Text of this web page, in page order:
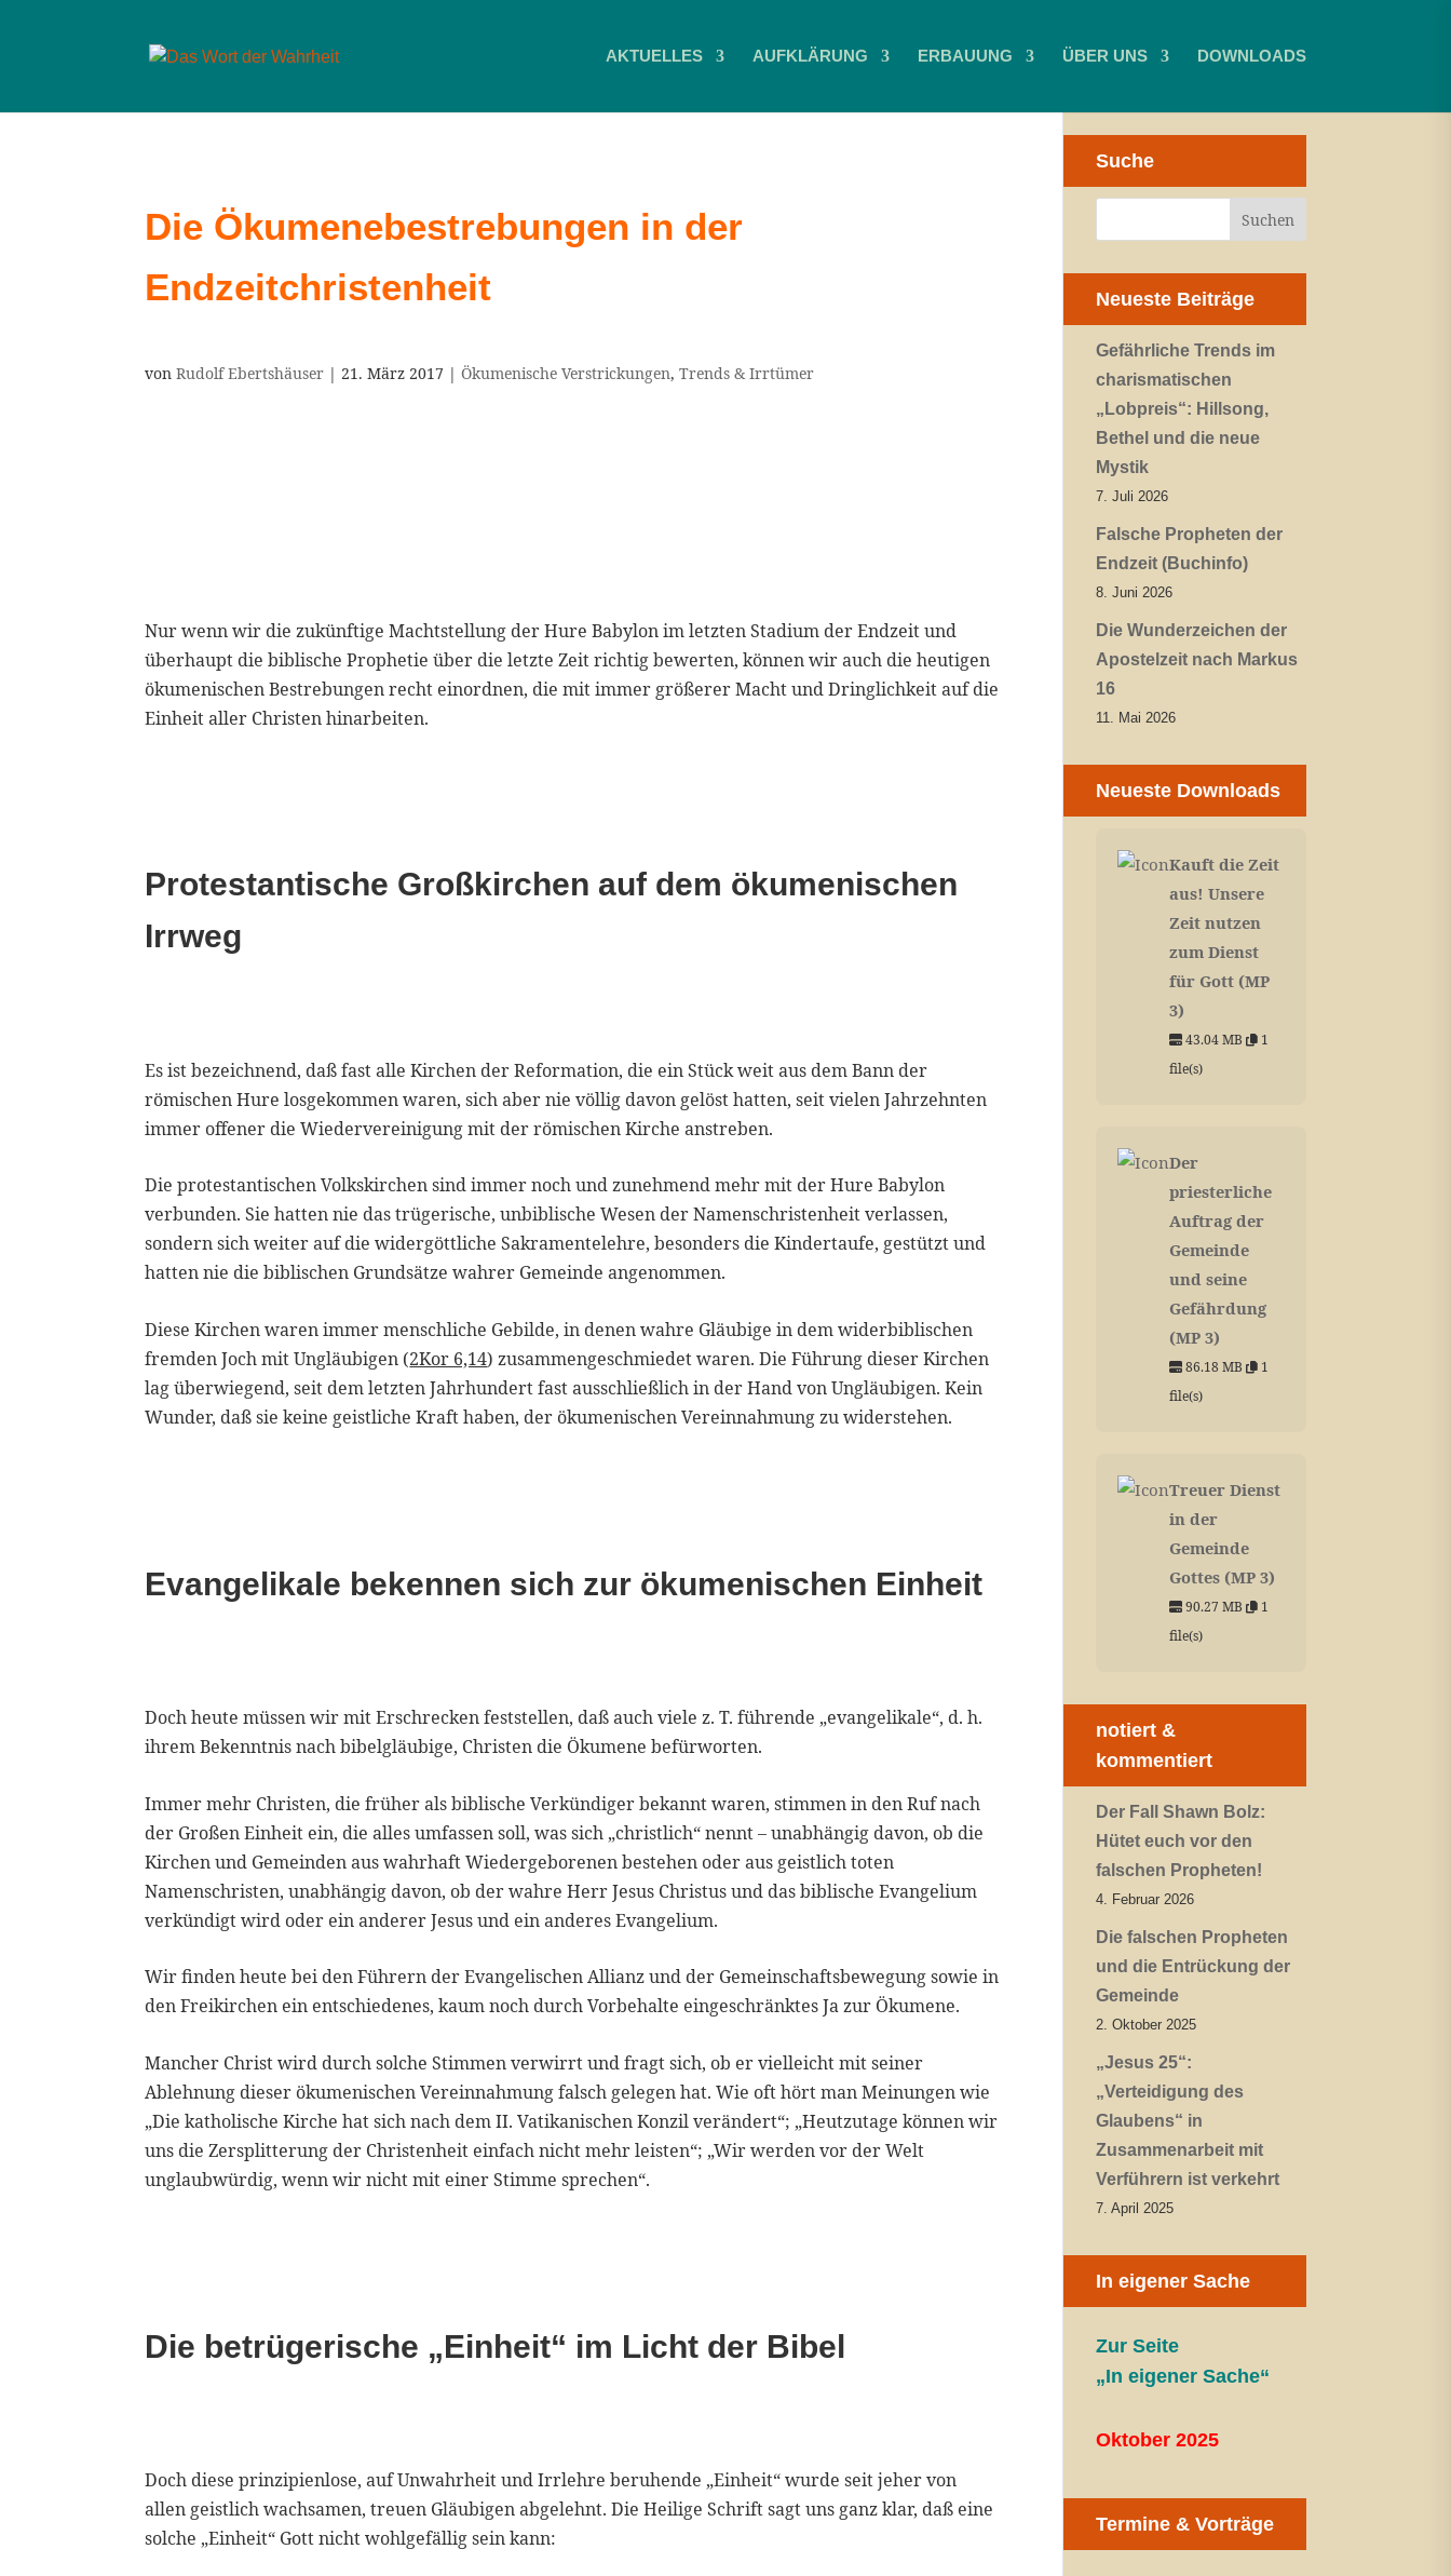
AKTUELLES AUFKLÄRUNG ERBAUUNG ÜBER UNS DOWNLOADS
Die Ökumenebestrebungen in der
Endzeitchristenheit
vonRudolf Ebertshäuser |21. März 2017 |Ökumenische Verstrickungen,Trends & Irrtümer
Nur wenn wir die zukünftige Machtstellung der Hure Babylon im letzten Stadium der Endzeit und
überhaupt die biblische Prophetie über die letzte Zeit richtig bewerten, können wir auch die heutigen
ökumenischen Bestrebungen recht einordnen, die mit immer größerer Macht und Dringlichkeit auf die
Einheit aller Christen hinarbeiten.
Protestantische Großkirchen auf dem ökumenischen
Irrweg
Es ist bezeichnend, daß fast alle Kirchen der Reformation, die ein Stück weit aus dem Bann der
römischen Hure losgekommen waren, sich aber nie völlig davon gelöst hatten, seit vielen Jahrzehnten
immer offener die Wiedervereinigung mit der römischen Kirche anstreben.
Die protestantischen Volkskirchen sind immer noch und zunehmend mehr mit der Hure Babylon
verbunden. Sie hatten nie das trügerische, unbiblische Wesen der Namenschristenheit verlassen,
sondern sich weiter auf die widergöttliche Sakramentelehre, besonders die Kindertaufe, gestützt und
hatten nie die biblischen Grundsätze wahrer Gemeinde angenommen.
Diese Kirchen waren immer menschliche Gebilde, in denen wahre Gläubige in dem widerbiblischen
fremden Joch mit Ungläubigen (2Kor 6,14) zusammengeschmiedet waren. Die Führung dieser Kirchen
lag überwiegend, seit dem letzten Jahrhundert fast ausschließlich in der Hand von Ungläubigen. Kein
Wunder, daß sie keine geistliche Kraft haben, der ökumenischen Vereinnahmung zu widerstehen.
Evangelikale bekennen sich zur ökumenischen Einheit
Doch heute müssen wir mit Erschrecken feststellen, daß auch viele z. T. führende „evangelikale“, d. h.
ihrem Bekenntnis nach bibelgläubige, Christen die Ökumene befürworten.
Immer mehr Christen, die früher als biblische Verkündiger bekannt waren, stimmen in den Ruf nach
der Großen Einheit ein, die alles umfassen soll, was sich „christlich“ nennt – unabhängig davon, ob die
Kirchen und Gemeinden aus wahrhaft Wiedergeborenen bestehen oder aus geistlich toten
Namenschristen, unabhängig davon, ob der wahre Herr Jesus Christus und das biblische Evangelium
verkündigt wird oder ein anderer Jesus und ein anderes Evangelium.
Wir finden heute bei den Führern der Evangelischen Allianz und der Gemeinschaftsbewegung sowie in
den Freikirchen ein entschiedenes, kaum noch durch Vorbehalte eingeschränktes Ja zur Ökumene.
Mancher Christ wird durch solche Stimmen verwirrt und fragt sich, ob er vielleicht mit seiner
Ablehnung dieser ökumenischen Vereinnahmung falsch gelegen hat. Wie oft hört man Meinungen wie
„Die katholische Kirche hat sich nach dem II. Vatikanischen Konzil verändert“; „Heutzutage können wir
uns die Zersplitterung der Christenheit einfach nicht mehr leisten“; „Wir werden vor der Welt
unglaubwürdig, wenn wir nicht mit einer Stimme sprechen“.
Die betrügerische „Einheit“ im Licht der Bibel
Doch diese prinzipienlose, auf Unwahrheit und Irrlehre beruhende „Einheit“ wurde seit jeher von
allen geistlich wachsamen, treuen Gläubigen abgelehnt. Die Heilige Schrift sagt uns ganz klar, daß eine
solche „Einheit“ Gott nicht wohlgefällig sein kann:
Suche
Neueste Beiträge
Gefährliche Trends im
charismatischen
„Lobpreis“: Hillsong,
Bethel und die neue
Mystik
7. Juli 2026
Falsche Propheten der
Endzeit (Buchinfo)
8. Juni 2026
Die Wunderzeichen der
Apostelzeit nach Markus
16
11. Mai 2026
Neueste Downloads
Kauft die Zeit
aus! Unsere
Zeit nutzen
zum Dienst
für Gott (MP
3)
43.04 MB
1
file(s)
Der
priesterliche
Auftrag der
Gemeinde
und seine
Gefährdung
(MP 3)
86.18 MB
1
file(s)
Treuer Dienst
in der
Gemeinde
Gottes (MP 3)
90.27 MB
1
file(s)
notiert &
kommentiert
Der Fall Shawn Bolz:
Hütet euch vor den
falschen Propheten!
4. Februar 2026
Die falschen Propheten
und die Entrückung der
Gemeinde
2. Oktober 2025
„Jesus 25“:
„Verteidigung des
Glaubens“ in
Zusammenarbeit mit
Verführern ist verkehrt
7. April 2025
In eigener Sache
Zur Seite
„In eigener Sache“
Oktober 2025
Termine & Vorträge